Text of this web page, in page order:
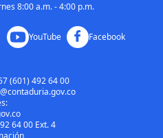
8:00 a.m. - 4:00 p.m.
YouTube Facebook
(601) 492 64 00
64 00 Ext. 4